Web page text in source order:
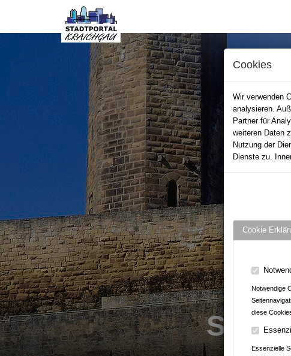
Cookies
Wir verwenden
analysieren.
Partner für
weiteren Daten
Nutzung der
Dienste zu.
Cookie
Notwendige
diese
Essenzielle